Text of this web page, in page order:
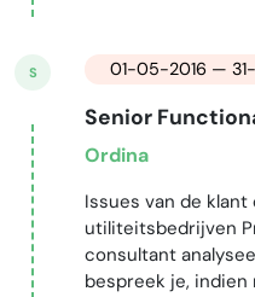
S 01-05-2016 — 31-
Senior
Ordina
Issues van de
utiliteitsbedrijven
consultant
bespreek je, indien